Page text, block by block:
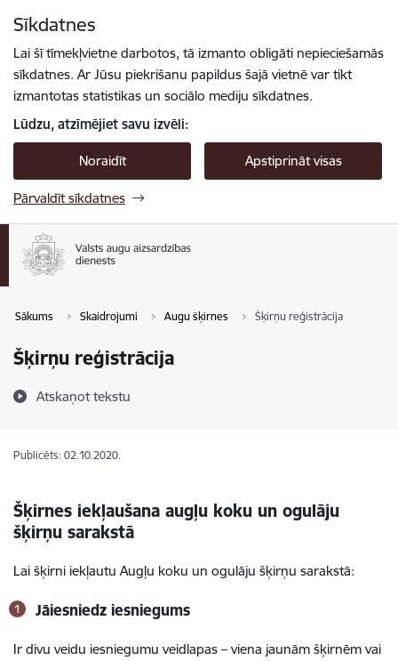
Sīkdatnes
Lai šī tīmekļvietne darbotos, tā izmanto obligāti nepieciešamās
sīkdatnes. Ar Jūsu piekrišanu papildus šajā vietnē var tikt
izmantotas statistikas un sociālo mediju sīkdatnes.
Lūdzu, atzīmējiet savu izvēli:
Noraidīt Apstiprināt visas
Pārvaldīt sīkdatnes
Sākums Skaidrojumi Augu šķirnes Šķirņu reģistrācija
Šķirņu reģistrācija
Atskaņot tekstu
Publicēts: 02.10.2020.
Šķirnes iekļaušana augļu koku un ogulāju
šķirņu sarakstā
Lai šķirni iekļautu Augļu koku un ogulāju šķirņu sarakstā:
Jāiesniedz iesniegums
Ir divu veidu iesniegumu veidlapas – viena jaunām šķirnēm vai